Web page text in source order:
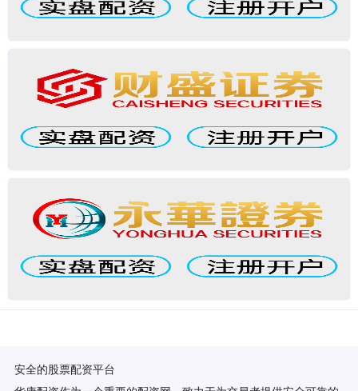
安全的股票配资平台